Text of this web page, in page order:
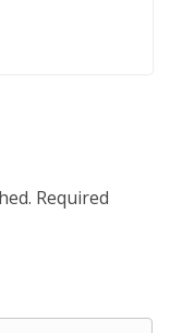
Required